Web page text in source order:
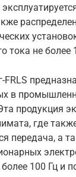
тока не более
в
продукция
где
передача, а
100 Гц и